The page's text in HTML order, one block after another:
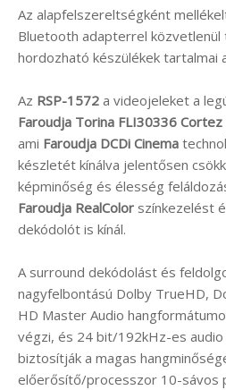
Az alapfelszereltségként
Bluetooth adapterrel közvetlenül
hordozható készülékek tartalmai
Az RSP-1572 a videojeleket a
Faroudja Torina FLI30336 Cortez
ami Faroudja DCDi Cinema
készletét kínálva jelentősen
képminőség és élesség
Faroudja RealColor színkezelést
dekódolót is kínál.
A surround dekódolást és
nagyfelbontású Dolby TrueHD,
HD Master Audio
végzi, és 24 bit/192kHz-es
biztosítják a magas
előerősítő/processzor 10-sávos